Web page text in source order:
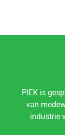
PIEK is
van
industrie